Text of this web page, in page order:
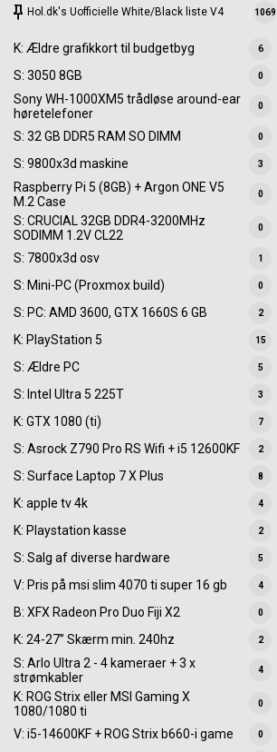
keep Hol.dk's Uofficielle White/Black liste V4 1069
K: Ældre grafikkort til budgetbyg 6
S: 3050 8GB 0
Sony WH-1000XM5 trådløse around-ear
høretelefoner
0
S: 32 GB DDR5 RAM SO DIMM 0
S: 9800x3d maskine 3
Raspberry Pi 5 (8GB) + Argon ONE V5
M.2 Case
0
S: CRUCIAL 32GB DDR4-3200MHz
SODIMM 1.2V CL22
0
S: 7800x3d osv 1
S: Mini-PC (Proxmox build) 0
S: PC: AMD 3600, GTX 1660S 6 GB 2
K: PlayStation 5 15
S: Ældre PC 5
S: Intel Ultra 5 225T 3
K: GTX 1080 (ti) 7
S: Asrock Z790 Pro RS Wifi + i5 12600KF 2
S: Surface Laptop 7 X Plus 8
K: apple tv 4k 4
K: Playstation kasse 2
S: Salg af diverse hardware 5
V: Pris på msi slim 4070 ti super 16 gb 4
B: XFX Radeon Pro Duo Fiji X2 0
K: 24-27” Skærm min. 240hz 2
S: Arlo Ultra 2 - 4 kameraer + 3 x
strømkabler
4
K: ROG Strix eller MSI Gaming X
1080/1080 ti
0
V: i5-14600KF + ROG Strix b660-i game 0